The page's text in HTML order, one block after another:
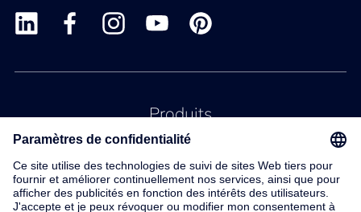
Produits
Service
Contact